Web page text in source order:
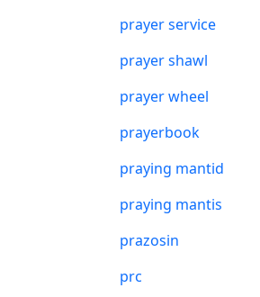
prayer service
prayer shawl
prayer wheel
prayerbook
praying mantid
praying mantis
prazosin
prc